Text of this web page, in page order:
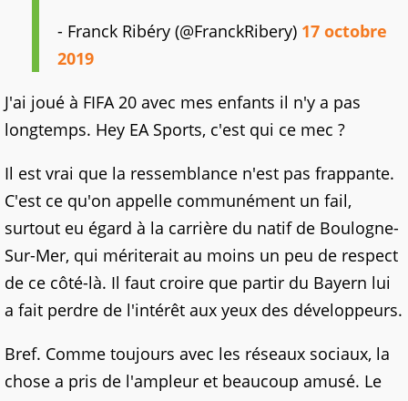
- Franck Ribéry (@FranckRibery) 17 octobre
2019
J'ai joué à FIFA 20 avec mes enfants il n'y a pas
longtemps. Hey EA Sports, c'est qui ce mec ?
Il est vrai que la ressemblance n'est pas frappante.
C'est ce qu'on appelle communément un fail,
surtout eu égard à la carrière du natif de Boulogne-
Sur-Mer, qui mériterait au moins un peu de respect
de ce côté-là. Il faut croire que partir du Bayern lui
a fait perdre de l'intérêt aux yeux des développeurs.
Bref. Comme toujours avec les réseaux sociaux, la
chose a pris de l'ampleur et beaucoup amusé. Le